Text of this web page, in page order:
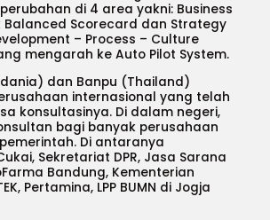
di 4 area yakni: Business
Scorecard dan Strategy
– Process – Culture
mengarah ke Auto Pilot System.
dan Banpu (Thailand)
internasional yang telah
konsultasinya. Di dalam negeri,
bagi banyak perusahaan
Di antaranya
Sekretariat DPR, Jasa Sarana
Bandung, Kementerian
Pertamina, LPP BUMN di Jogja